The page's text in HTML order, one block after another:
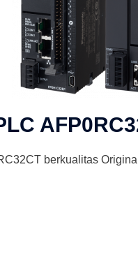
berkualitas